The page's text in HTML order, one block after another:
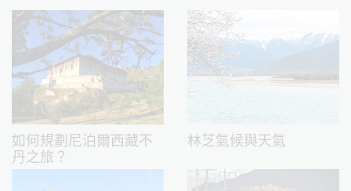
如何規劃尼泊爾西藏不
丹之旅？
林芝氣候與天氣